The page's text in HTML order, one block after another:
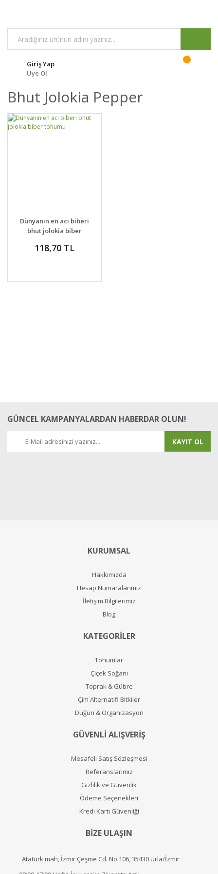
Giriş Yap
Üye Ol
Bhut Jolokia Pepper
DETAYLAR SEPETE EKLE
Dünyanın en acı biberi
bhut jolokia biber
118,70 TL
GÜNCEL KAMPANYALARDAN HABERDAR OLUN!
KAYIT OL
KURUMSAL
Hakkımızda
Hesap Numaralarımız
İletişim Bilgilerimiz
Blog
KATEGORİLER
Tohumlar
Çiçek Soğanı
Toprak & Gübre
Çim Alternatifi Bitkiler
Düğün & Organizasyon
GÜVENLİ ALIŞVERİŞ
Mesafeli Satış Sözleşmesi
Referanslarımız
Gizlilik ve Güvenlik
Ödeme Seçenekleri
Kredi Kartı Güvenliği
BİZE ULAŞIN
Atatürk mah, İzmir Çeşme Cd. No:106, 35430 Urla/İzmir